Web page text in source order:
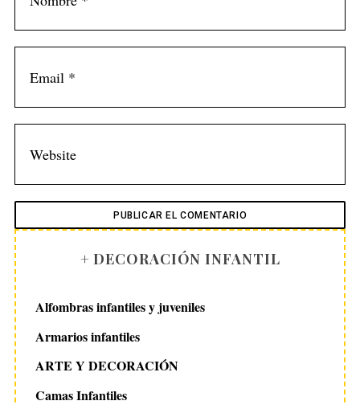
+ DECORACIÓN INFANTIL
Alfombras infantiles y juveniles
Armarios infantiles
ARTE Y DECORACIÓN
Camas Infantiles